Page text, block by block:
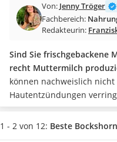
Masturbator
Massagepistole
Reisehaartrockner
Eiweißpulver
Magnesiumpräparat
Katzenklappe
Nackenmassagegerät
Zeckenschutz Katze
Von: Jenny Tröger
Fachbereich:
Redakteurin:
Sind Sie frischgebackene
recht Muttermilch
können nachweislich
Hautentzündungen
dienen, sondern regt
besser sogar als ein
1 - 2 von 12: Beste